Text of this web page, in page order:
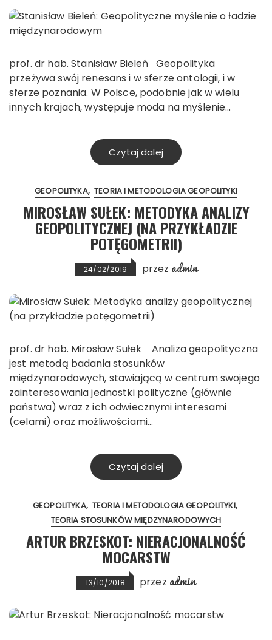
prof. dr hab. Stanisław Bieleń Geopolityka
przeżywa swój renesans i w sferze ontologii, i w
sferze poznania. W Polsce, podobnie jak w wielu
innych krajach, występuje moda na myślenie…
Czytaj dalej
GEOPOLITYKA TEORIA I METODOLOGIA GEOPOLITYKI
MIROSŁAW SUŁEK: METODYKA ANALIZY
GEOPOLITYCZNEJ (NA PRZYKŁADZIE
POTĘGOMETRII)
24/02/2019 przez admin
prof. dr hab. Mirosław Sułek Analiza geopolityczna
jest metodą badania stosunków
międzynarodowych, stawiającą w centrum swojego
zainteresowania jednostki polityczne (głównie
państwa) wraz z ich odwiecznymi interesami
(celami) oraz możliwościami…
Czytaj dalej
GEOPOLITYKA TEORIA I METODOLOGIA GEOPOLITYKI
TEORIA STOSUNKÓW MIĘDZYNARODOWYCH
ARTUR BRZESKOT: NIERACJONALNOŚĆ
MOCARSTW
13/10/2018 przez admin